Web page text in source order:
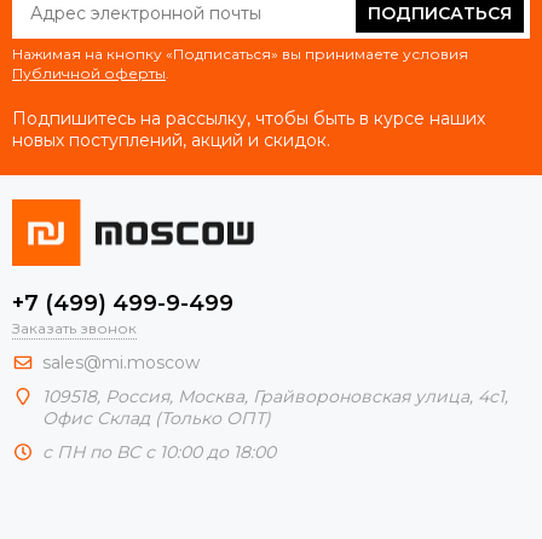
ПОДПИСАТЬСЯ
Нажимая на кнопку «Подписаться» вы принимаете условия
Публичной оферты
Подпишитесь на рассылку, чтобы быть в курсе наших
новых поступлений, акций и скидок.
+7 (499) 499-9-499
Заказать звонок
sales@mi.moscow
109518, Россия, Москва, Грайвороновская улица, 4с1,
Офис Склад (Только ОПТ)
с ПН по ВС с 10:00 до 18:00